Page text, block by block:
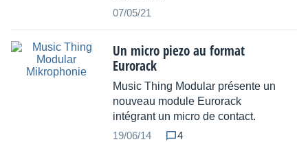
07/05/21
Un micro piezo au format
Eurorack
Music Thing Modular présente un
nouveau module Eurorack
intégrant un micro de contact.
19/06/14
4